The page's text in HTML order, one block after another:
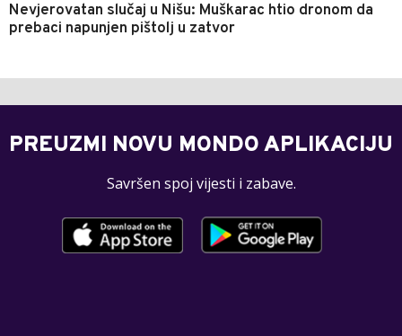
Nevjerovatan slučaj u Nišu: Muškarac htio dronom da
prebaci napunjen pištolj u zatvor
PREUZMI NOVU MONDO APLIKACIJU
Savršen spoj vijesti i zabave.